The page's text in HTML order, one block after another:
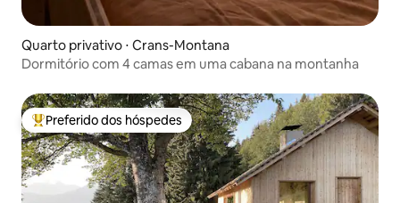
Quarto privativo ⋅ Crans-Montana
Dormitório com 4 camas em uma cabana na montanha
Entre os melhores preferidos dos hóspedes
Preferido dos hóspedes